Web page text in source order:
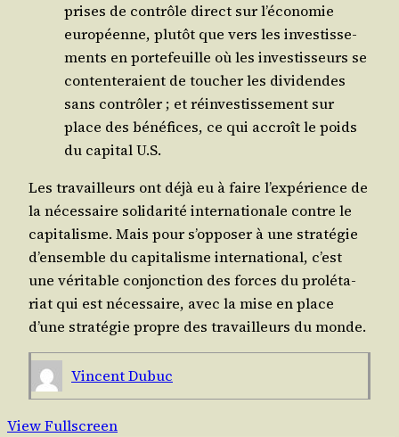
prises de contrôle direct sur l’économie
euro­péenne, plu­tôt que vers les inves­tis­se­
ments en por­te­feuille où les inves­tis­seurs se
conten­te­raient de tou­cher les divi­dendes
sans contrô­ler ; et réin­ves­tis­se­ment sur
place des béné­fices, ce qui accroît le poids
du capi­tal U.S.
Les tra­vailleurs ont déjà eu à faire l’expérience de
la néces­saire soli­da­ri­té inter­na­tio­nale contre le
capi­ta­lisme. Mais pour s’opposer à une stra­té­gie
d’ensemble du capi­ta­lisme inter­na­tio­nal, c’est
une véri­table conjonc­tion des forces du pro­lé­ta­
riat qui est néces­saire, avec la mise en place
d’une stra­té­gie propre des tra­vailleurs du monde.
Vincent Dubuc
View Fullscreen